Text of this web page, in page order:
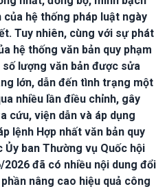
hệ thống pháp luật ngày
Tuy nhiên, cùng với sự phát
hệ thống văn bản quy phạm
số lượng văn bản được sửa
lớn, dẫn đến tình trạng một
nhiều lần điều chỉnh, gây
cứu, viện dẫn và áp dụng
lệnh Hợp nhất văn bản quy
Ủy ban Thường vụ Quốc hội
đã có nhiều nội dung đổi
nâng cao hiệu quả công